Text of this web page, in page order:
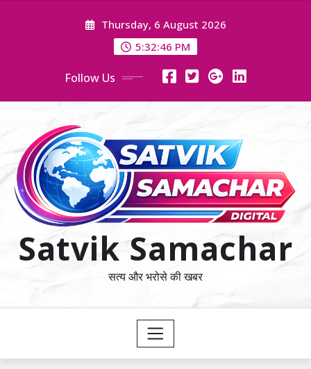
Thursday, 6 August 2026
5:32:47 PM
Follow Us
Satvik Samachar
सत्य और भरोसे की खबर